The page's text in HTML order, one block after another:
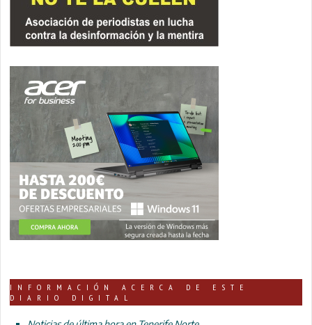
INFORMACIÓN ACERCA DE ESTE
DIARIO DIGITAL